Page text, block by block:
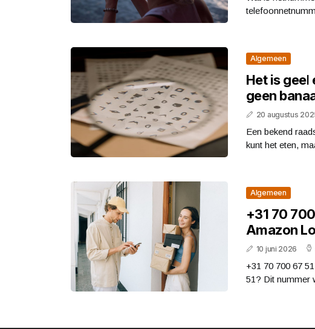
Algemeen
Het is geel
geen
20 augustus
Een bekend
kunt het eten,
Algemeen
+31 70
Amazon
10 juni 2026
+31 70 700 67
51? Dit nummer